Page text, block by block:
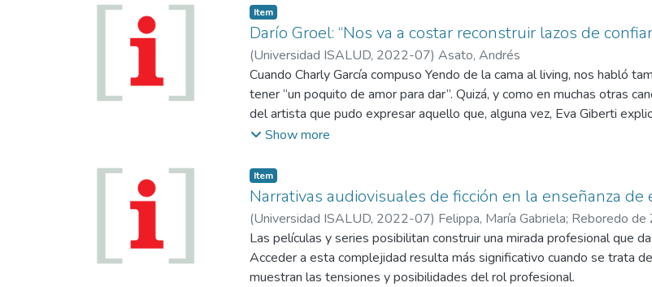
egresadxs2 de dicho profesorado. Esta comunicación se estructura en
de la investigación. Consideramos que ambas son relevantes para dar
metodología y resultados, así como el proceso de conformación de un
construidos en tanto investigadores. El lado A representa lo que
lado epistemológico, estratégico y técnico, en términos de lo que se
proceso de investigación, sus objetivos, metodología, marco teórico y
un aspecto que no suele tener visibilidad, pero resulta sumamente
Item
Darío Groel: “Nos va a costar reconstruir lazos de
(Universidad ISALUD, 2022-07) Asato, Andrés
Cuando Charly García compuso Yendo de la cama al living, nos habló
tener “un poquito de amor para dar”. Quizá, y como en muchas otras
del artista que pudo expresar aquello que, alguna vez, Eva Giberti
“vibrar con el mundo que a uno lo rodea” y lo que significa “vivir en
equipos interdisciplinarios, señaló en esta entrevista con la Revista
pandemia”, y advirtió también que “va a costar reconstruir los lazos de
un colectivo distinto que nos proponga un nuevo lazo de cuerpos”. La
el correr de los años.
Show more
Item
Narrativas audiovisuales de ficción en la enseñanza
(Universidad ISALUD, 2022-07) Felippa, María Gabriela; Reboredo de
Mariana
Las películas y series posibilitan construir una mirada profesional que
Acceder a esta complejidad resulta más significativo cuando se trata
muestran las tensiones y posibilidades del rol profesional.